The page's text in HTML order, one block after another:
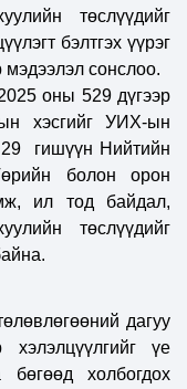
төслүүдийг
бэлтгэх үүрэг
сонслоо.
оны 529 дүгээр
хэсгийг УИХ-ын
гишүүн Нийтийн
болон орон
ил тод байдал,
төслүүдийг
дагуу
хэлэлцүүлгийг үе
холбогдох